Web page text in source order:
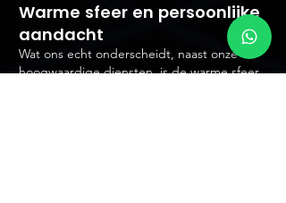
Warme sfeer en persoonlijke
aandacht
Wat ons echt onderscheidt, naast onze
hoogwaardige diensten, is de warme sfeer